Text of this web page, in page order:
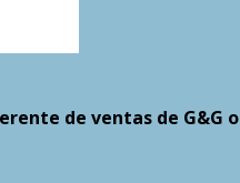
de ventas de G&G o